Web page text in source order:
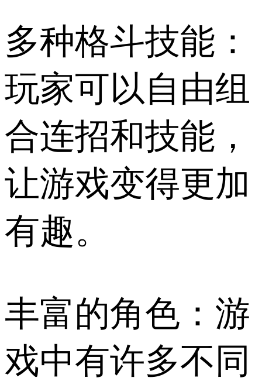
多种格斗技能：
玩家可以自由组
合连招和技能，
让游戏变得更加
有趣。
丰富的角色：游
戏中有许多不同